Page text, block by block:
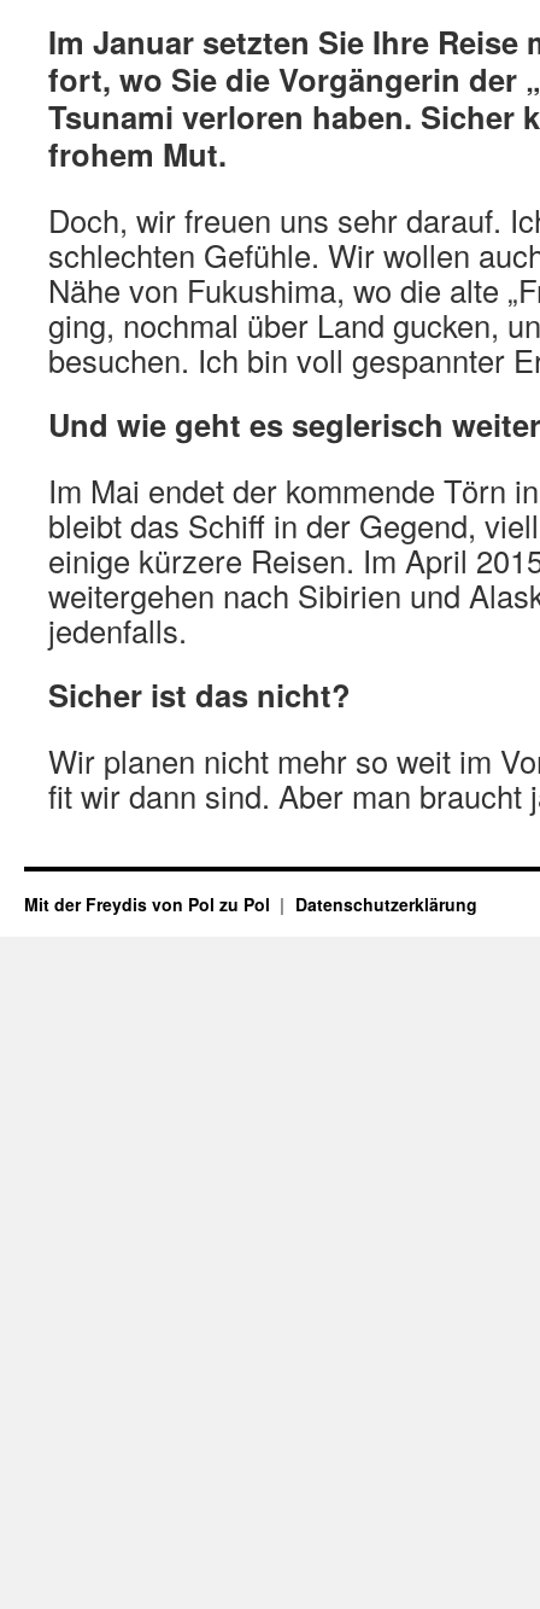
Im Januar setzten Sie Ihre Reise
fort, wo Sie die Vorgängerin der
Tsunami verloren haben. Sicher
frohem Mut.
Doch, wir freuen uns sehr darauf.
schlechten Gefühle. Wir wollen
Nähe von Fukushima, wo die alte
ging, nochmal über Land gucken,
besuchen. Ich bin voll gespannter
Und wie geht es seglerisch
Im Mai endet der kommende Törn
bleibt das Schiff in der Gegend,
einige kürzere Reisen. Im April
weitergehen nach Sibirien und
jedenfalls.
Sicher ist das nicht?
Wir planen nicht mehr so weit im
fit wir dann sind. Aber man braucht
Mit der Freydis von Pol zu Pol Datenschutzerklärung